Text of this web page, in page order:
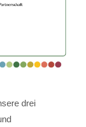
drei